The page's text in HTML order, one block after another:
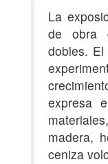
La
de obra
dobles.
expresa
madera,
ceniza